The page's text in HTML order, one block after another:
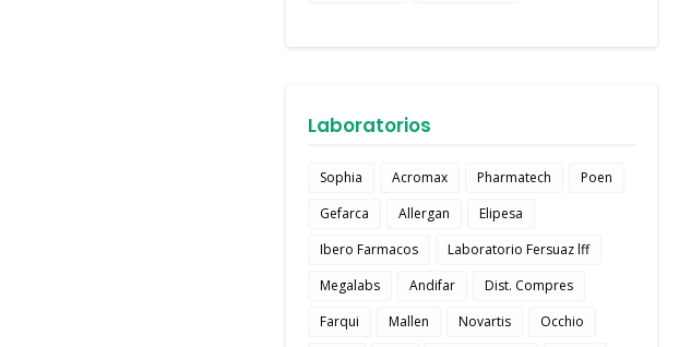
Laboratorios
Sophia Acromax Pharmatech
Poen
Gefarca
Allergan
Elipesa
Ibero Farmacos
Laboratorio Fersuaz lff
Megalabs
Andifar
Dist. Compres
Farqui
Mallen Novartis
Occhio